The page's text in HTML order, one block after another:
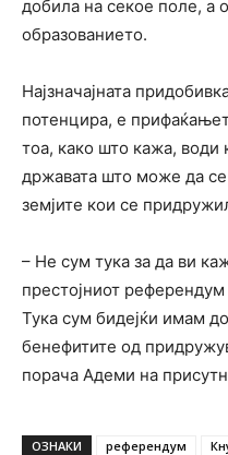
добила на секое поле, а
образованието.
Најзначајната
потенцира, е
тоа, како што кажа, води
државата што може да
земјите кои се
– Не сум тука за да ви
престојниот
Тука сум бидејќи имам
бенефитите од
порача Адеми на
ОЗНАКИ референдум